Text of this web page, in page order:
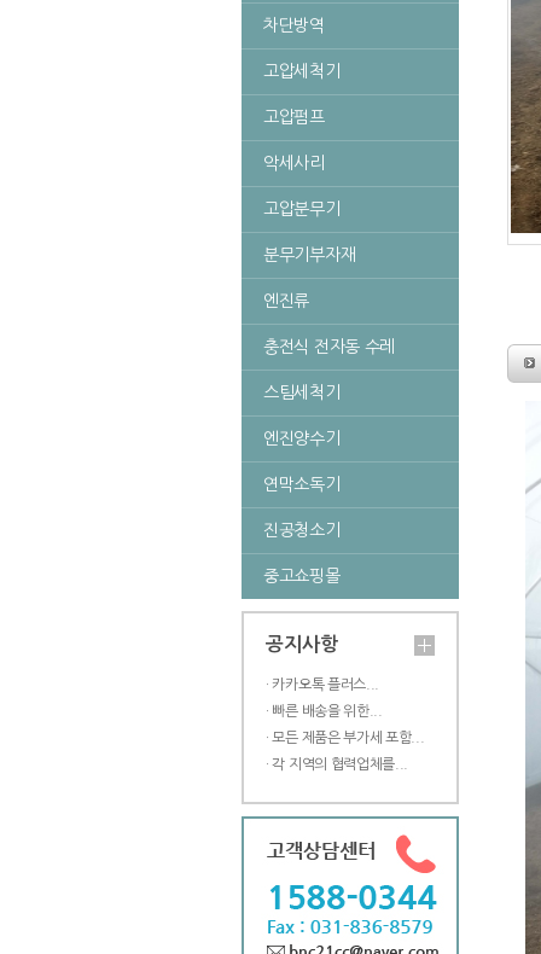
차단방역
고압세척기
고압펌프
악세사리
고압분무기
분무기부자재
엔진류
충전식 전자동 수레
스팀세척기
엔진양수기
연막소독기
진공청소기
중고쇼핑몰
공지사항
· 카카오톡 플러스...
· 빠른 배송을 위한...
· 모든 제품은 부가세 포함...
· 각 지역의 협력업체를...